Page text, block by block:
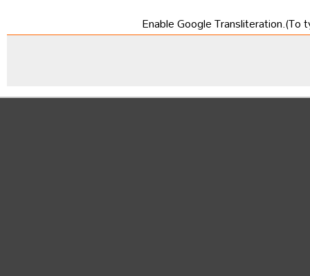
Enable Google